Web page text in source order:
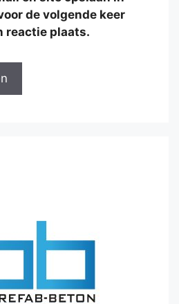
de volgende keer
reactie plaats.